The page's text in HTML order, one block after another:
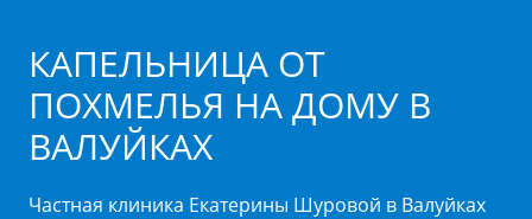
КАПЕЛЬНИЦА ОТ
ПОХМЕЛЬЯ НА ДОМУ В
ВАЛУЙКАХ
Частная клиника Екатерины Шуровой в Валуйках